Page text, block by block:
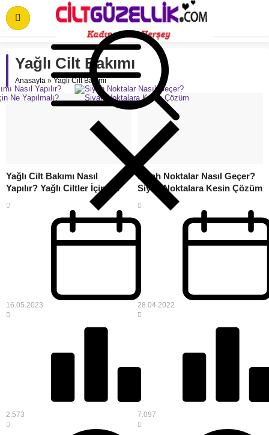
Yağlı Cilt Bakımı
Anasayfa » Yağlı Cilt Bakımı
Yağlı Cilt Bakımı Nasıl
Yapılır? Yağlı Ciltler İçin Ne
16.05.2023
2.573
Siyah Noktalar Nasıl Geçer?
Siyah Noktalara Kesin Çözüm
28.04.2022
7.097